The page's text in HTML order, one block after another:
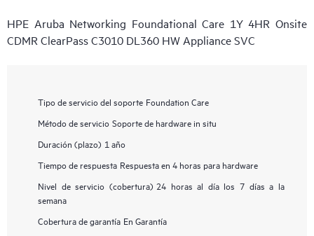
HPE Aruba Networking Foundational Care 1Y 4HR Onsite
CDMR ClearPass C3010 DL360 HW Appliance SVC
Tipo de servicio del soporte Foundation Care
Método de servicio Soporte de hardware in situ
Duración (plazo) 1 año
Tiempo de respuesta Respuesta en 4 horas para hardware
Nivel de servicio (cobertura) 24 horas al día los 7 días a la
semana
Cobertura de garantía En Garantía